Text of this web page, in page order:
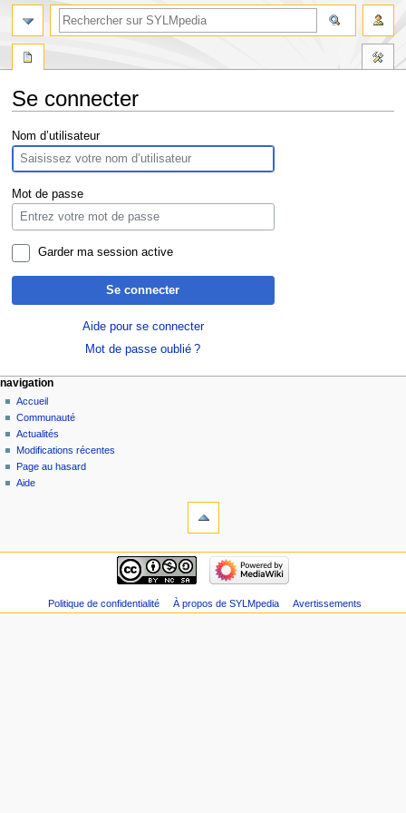
Se connecter
Aller
à
la
navigation
Aller
à
la
recherche
Nom d’utilisateur
Mot de passe
Garder ma session active
Se connecter
Aide pour se connecter
Mot de passe oublié ?
navigation
Accueil
Communauté
Actualités
Modifications récentes
Page au hasard
Aide
Politique de confidentialité À propos de SYLMpedia Avertissements